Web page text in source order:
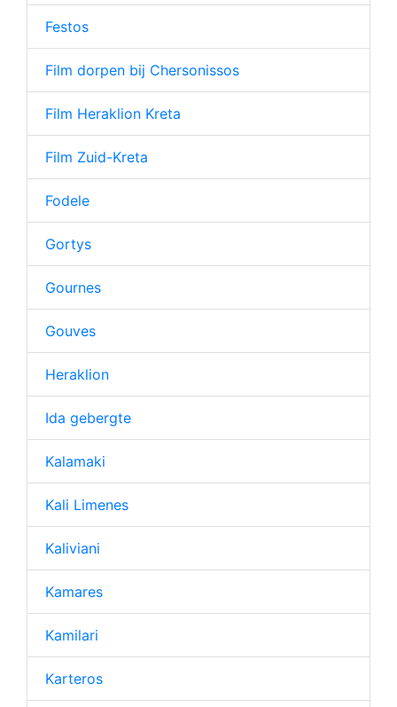
Festos
Film dorpen bij Chersonissos
Film Heraklion Kreta
Film Zuid-Kreta
Fodele
Gortys
Gournes
Gouves
Heraklion
Ida gebergte
Kalamaki
Kali Limenes
Kaliviani
Kamares
Kamilari
Karteros